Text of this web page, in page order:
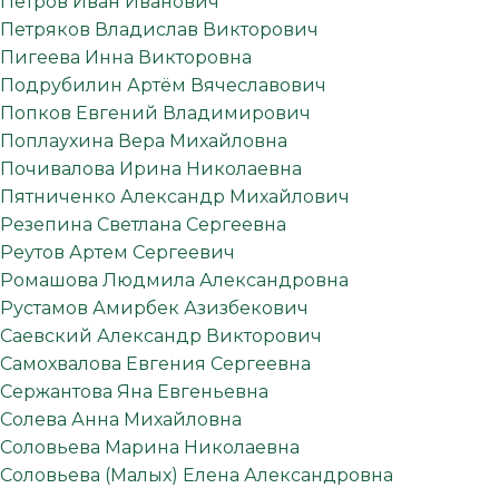
Петряков Владислав Викторович
Пигеева Инна Викторовна
Подрубилин Артём Вячеславович
Попков Евгений Владимирович
Поплаухина Вера Михайловна
Почивалова Ирина Николаевна
Пятниченко Александр Михайлович
Резепина Светлана Сергеевна
Реутов Артем Сергеевич
Ромашова Людмила Александровна
Рустамов Амирбек Азизбекович
Саевский Александр Викторович
Самохвалова Евгения Сергеевна
Сержантова Яна Евгеньевна
Солева Анна Михайловна
Соловьева Марина Николаевна
Соловьева (Малых) Елена Александровна